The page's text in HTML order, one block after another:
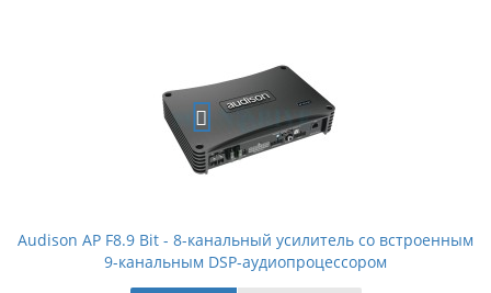
Audison AP F8.9 Bit - 8-канальный усилитель со встроенным
9-канальным DSP-аудиопроцессором